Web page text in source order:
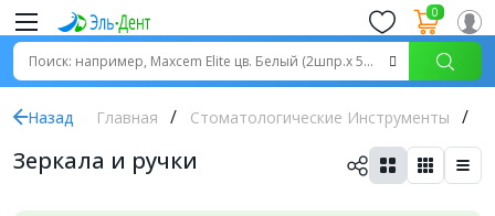
0
Назад Главная Стоматологические Инструменты
Зеркала и ручки